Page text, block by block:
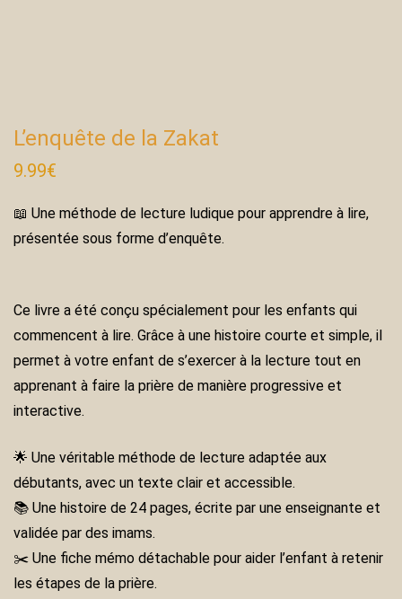
L’enquête de la Zakat
9.99€
📖 Une méthode de lecture ludique pour apprendre à lire,
présentée sous forme d’enquête.
Ce livre a été conçu spécialement pour les enfants qui
commencent à lire. Grâce à une histoire courte et simple, il
permet à votre enfant de s’exercer à la lecture tout en
apprenant à faire la prière de manière progressive et
interactive.
🌟 Une véritable méthode de lecture adaptée aux
débutants, avec un texte clair et accessible.
📚 Une histoire de 24 pages, écrite par une enseignante et
validée par des imams.
✂️ Une fiche mémo détachable pour aider l’enfant à retenir
les étapes de la prière.